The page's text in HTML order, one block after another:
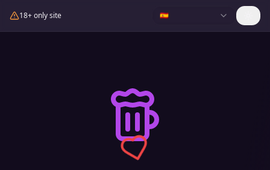
18+ only site 🇪🇸